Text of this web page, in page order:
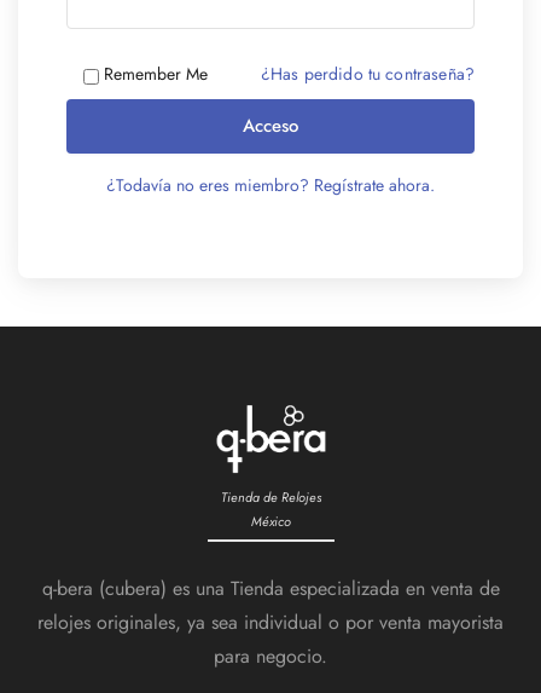
Remember Me ¿Has perdido tu contraseña?
Acceso
¿Todavía no eres miembro? Regístrate ahora.
Tienda de Relojes
México
q-bera (cubera) es una Tienda especializada en venta de
relojes originales, ya sea individual o por venta mayorista
para negocio.